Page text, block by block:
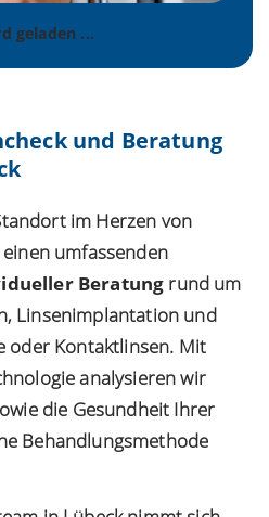
und Beratung
im Herzen von
umfassenden
Beratung rund um
Linsenimplantation und
oder Kontaktlinsen. Mit
analysieren wir
die Gesundheit Ihrer
Behandlungsmethode